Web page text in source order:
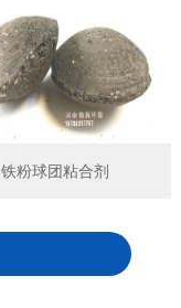
铁粉球团粘合剂